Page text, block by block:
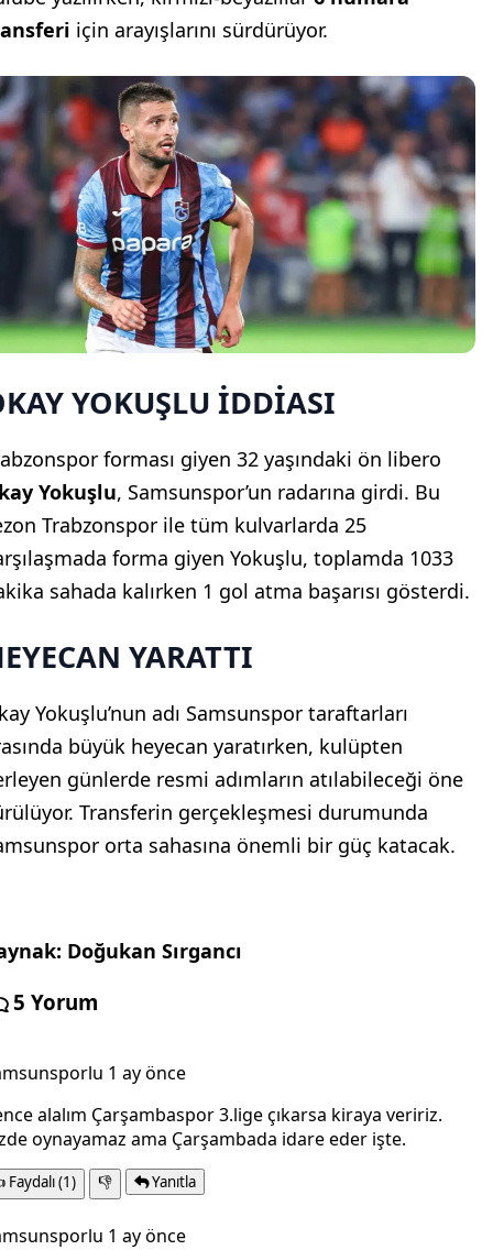
için arayışlarını sürdürüyor.
YOKUŞLU İDDİASI
forması giyen 32 yaşındaki ön libero
Yokuşlu, Samsunspor’un radarına girdi. Bu
Trabzonspor ile tüm kulvarlarda 25
forma giyen Yokuşlu, toplamda 1033
sahada kalırken 1 gol atma başarısı gösterdi.
YARATTI
Yokuşlu’nun adı Samsunspor taraftarları
büyük heyecan yaratırken, kulüpten
günlerde resmi adımların atılabileceği öne
Transferin gerçekleşmesi durumunda
orta sahasına önemli bir güç katacak.
Doğukan Sırgancı
5 Yorum
1 ay önce
alalım Çarşambaspor 3.lige çıkarsa kiraya veririz.
oynayamaz ama Çarşambada idare eder işte.
Faydalı(1) 👎 Yanıtla
1 ay önce